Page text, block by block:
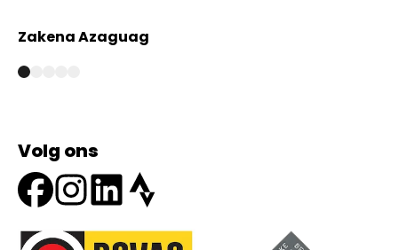
Zakena Azaguag
Volg ons
Onze partners